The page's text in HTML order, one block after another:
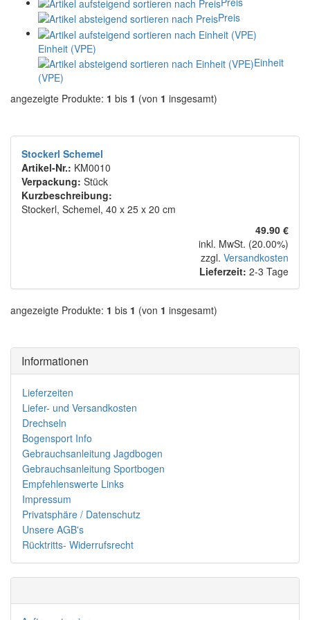
Preis
Einheit (VPE)
Einheit
(VPE)
angezeigte Produkte: 1 bis 1 (von 1 insgesamt)
Stockerl Schemel
Artikel-Nr.: KM0010
Verpackung: Stück
Kurzbeschreibung:
Stockerl, Schemel, 40 x 25 x 20 cm
49.90 €
inkl. MwSt. (20.00%)
zzgl. Versandkosten
Lieferzeit: 2-3 Tage
angezeigte Produkte: 1 bis 1 (von 1 insgesamt)
Informationen
Lieferzeiten
Liefer- und Versandkosten
Drechseln
Bogensport Info
Gebrauchsanleitung Jagdbogen
Gebrauchsanleitung Sportbogen
Empfehlenswerte Links
Impressum
Privatsphäre / Datenschutz
Unsere AGB's
Rücktritts- Widerrufsrecht